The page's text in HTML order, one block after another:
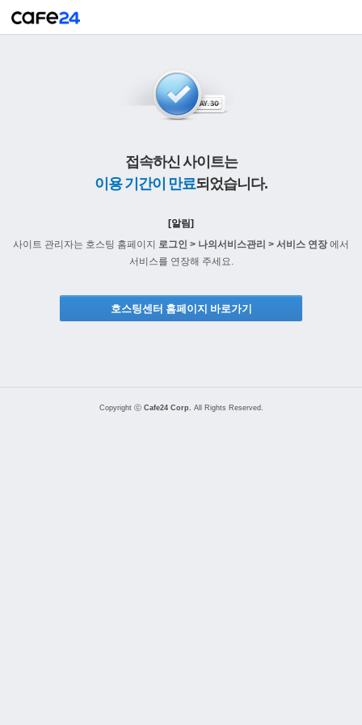
접속하신 사이트는
이용 기간이 만료되었습니다.
[알림]
사이트 관리자는 호스팅 홈페이지 로그인 > 나의서비스관리 > 서비스 연장에서
서비스를 연장해 주세요.
호스팅센터 홈페이지 바로가기
Copyright ⓒ Cafe24 Corp. All Rights Reserved.